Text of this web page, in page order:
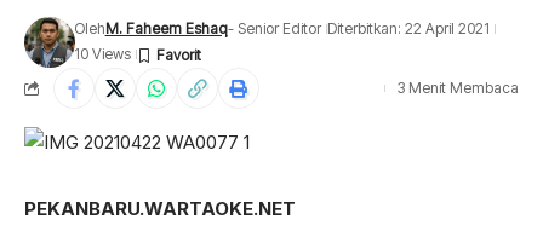
OlehM. Faheem Eshaq- Senior Editor Diterbitkan: 22 April 2021
10 Views
3 Menit Membaca
PEKANBARU.WARTAOKE.NET